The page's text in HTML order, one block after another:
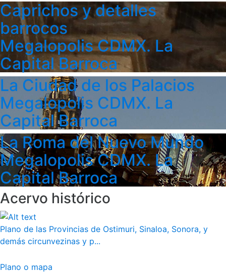
Caprichos y detalles
barrocos
Megalopolis CDMX. La
Capital Barroca
La Ciudad de los Palacios
Megalopolis CDMX. La
Capital Barroca
La Roma del Nuevo Mundo
Megalopolis CDMX. La
Capital Barroca
Acervo histórico
Plano de las Provincias de Ostimuri, Sinaloa, Sonora, y
demás circunvezinas y p...
Plano o mapa